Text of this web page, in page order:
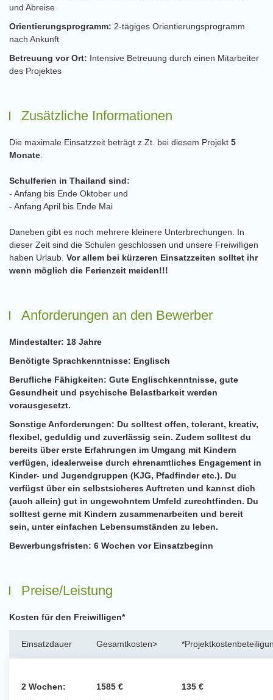
und Abreise
Orientierungsprogramm: 2-tägiges Orientierungsprogramm
nach Ankunft
Betreuung vor Ort: Intensive Betreuung durch einen Mitarbeiter
des Projektes
Zusätzliche Informationen
Die maximale Einsatzzeit beträgt z.Zt. bei diesem Projekt 5
Monate
Schulferien in Thailand sind:
- Anfang bis Ende Oktober und
- Anfang April bis Ende Mai
Daneben gibt es noch mehrere kleinere Unterbrechungen. In
dieser Zeit sind die Schulen geschlossen und unsere Freiwilligen
haben Urlaub. Vor allem bei kürzeren Einsatzzeiten solltet ihr
wenn möglich die Ferienzeit meiden!!!
Anforderungen an den Bewerber
Mindestalter: 18 Jahre
Benötigte Sprachkenntnisse: Englisch
Berufliche Fähigkeiten: Gute Englischkenntnisse, gute
Gesundheit und psychische Belastbarkeit werden
vorausgesetzt.
Sonstige Anforderungen: Du solltest offen, tolerant, kreativ,
flexibel, geduldig und zuverlässig sein. Zudem solltest du
bereits über erste Erfahrungen im Umgang mit Kindern
verfügen, idealerweise durch ehrenamtliches Engagement in
Kinder- und Jugendgruppen (KJG, Pfadfinder etc.). Du
verfügst über ein selbstsicheres Auftreten und kannst dich
(auch allein) gut in ungewohntem Umfeld zurechtfinden. Du
solltest gerne mit Kindern zusammenarbeiten und bereit
sein, unter einfachen Lebensumständen zu leben.
Bewerbungsfristen: 6 Wochen vor Einsatzbeginn
Preise/Leistung
Kosten für den Freiwilligen*
Einsatzdauer Gesamtkosten>
2 Wochen: 1585 €
135 €